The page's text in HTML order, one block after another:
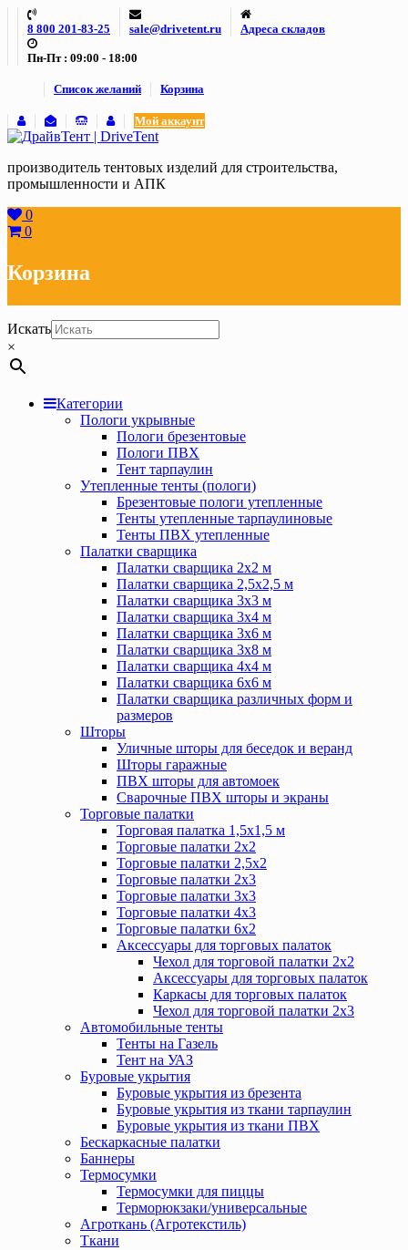
Skip
content
8 800 201-83-25 sale@drivetent.ru Адреса складов
Пн-Пт : 09:00 - 18:00
Список желаний Корзина
Мой аккаунт
производитель тентовых изделий для строительства,
промышленности и АПК
0
0
Корзина
Искать
×
Категории
Пологи укрывные
Пологи брезентовые
Пологи ПВХ
Тент тарпаулин
Утепленные тенты (пологи)
Брезентовые пологи утепленные
Тенты утепленные тарпаулиновые
Тенты ПВХ утепленные
Палатки сварщика
Палатки сварщика 2х2 м
Палатки сварщика 2,5х2,5 м
Палатки сварщика 3х3 м
Палатки сварщика 3х4 м
Палатки сварщика 3х6 м
Палатки сварщика 3х8 м
Палатки сварщика 4х4 м
Палатки сварщика 6х6 м
Палатки сварщика различных форм и
размеров
Шторы
Уличные шторы для беседок и веранд
Шторы гаражные
ПВХ шторы для автомоек
Сварочные ПВХ шторы и экраны
Торговые палатки
Торговая палатка 1,5х1,5 м
Торговые палатки 2х2
Торговые палатки 2,5х2
Торговые палатки 2х3
Торговые палатки 3х3
Торговые палатки 4х3
Торговые палатки 6х2
Аксессуары для торговых палаток
Чехол для торговой палатки 2х2
Аксессуары для торговых палаток
Каркасы для торговых палаток
Чехол для торговой палатки 2х3
Автомобильные тенты
Тенты на Газель
Тент на УАЗ
Буровые укрытия
Буровые укрытия из брезента
Буровые укрытия из ткани тарпаулин
Буровые укрытия из ткани ПВХ
Бескаркасные палатки
Баннеры
Термосумки
Термосумки для пиццы
Терморюкзаки/универсальные
Агроткань (Агротекстиль)
Ткани